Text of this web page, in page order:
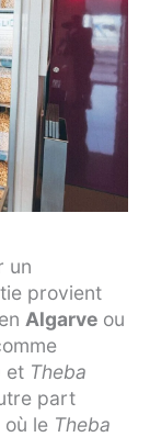
un
provient
Algarve ou
et Theba
part
où le Theba